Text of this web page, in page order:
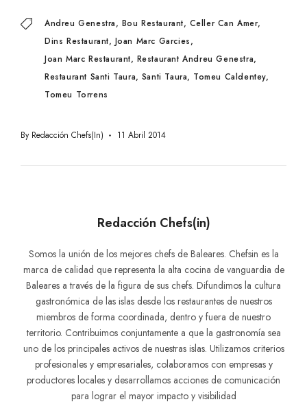
Andreu Genestra Bou Restaurant Celler Can Amer
Dins Restaurant Joan Marc Garcies
Joan Marc Restaurant Restaurant Andreu Genestra
Restaurant Santi Taura Santi Taura
Tomeu Caldentey
Tomeu Torrens
By Redacción Chefs(in) 11 Abril 2014
Redacción Chefs(in)
Somos la unión de los mejores chefs de Baleares. Chefsin es la
marca de calidad que representa la alta cocina de vanguardia de
Baleares a través de la figura de sus chefs. Difundimos la cultura
gastronómica de las islas desde los restaurantes de nuestros
miembros de forma coordinada, dentro y fuera de nuestro
territorio. Contribuimos conjuntamente a que la gastronomía sea
uno de los principales activos de nuestras islas. Utilizamos criterios
profesionales y empresariales, colaboramos con empresas y
productores locales y desarrollamos acciones de comunicación
para lograr el mayor impacto y visibilidad